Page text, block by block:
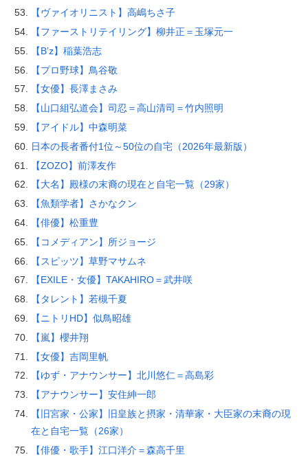
【ヴァイオリニスト】高嶋ちさ子
【ファーストリテイリング】柳井正＝玉塚元一
【B’z】稲葉浩志
【プロ野球】鳥谷敬
【女優】長澤まさみ
【山口組弘道会】司忍＝高山清司＝竹内照明
【アイドル】中森明菜
日本の長者番付1位～50位の自宅（2026年最新版）
【ZOZO】前澤友作
【大名】殿様の末裔の現在と自宅一覧（29家）
【魚類学者】さかなクン
【俳優】松重豊
【コメディアン】所ジョージ
【スピッツ】草野マサムネ
【EXILE・女優】TAKAHIRO＝武井咲
【タレント】若槻千夏
【ニトリHD】似鳥昭雄
【嵐】櫻井翔
【女優】吉岡里帆
【ゆず・アナウンサー】北川悠仁＝高島彩
【アナウンサー】安住紳一郎
【旧宮家・公家】旧皇族と摂家・清華家・大臣家の末裔の現
在と自宅一覧（26家）
【俳優・歌手】江口洋介＝森高千里